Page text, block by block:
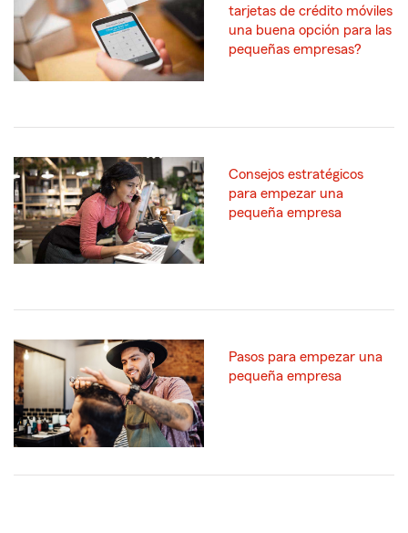
tarjetas de crédito móviles
una buena opción para las
pequeñas empresas?
Consejos estratégicos
para empezar una
pequeña empresa
Pasos para empezar una
pequeña empresa